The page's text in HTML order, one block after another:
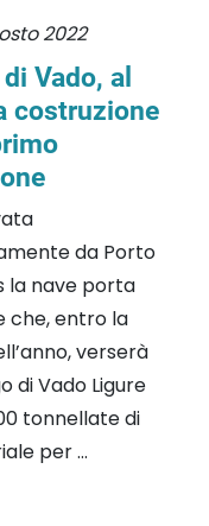
2022
Vado, al
costruzione
da Porto
la nave porta
che, entro la
verserà
di Vado Ligure
tonnellate di
per ...